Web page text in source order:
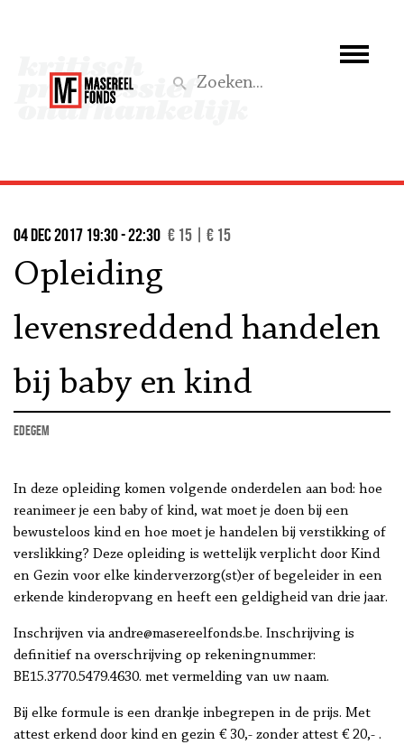
Wat we doen
Aktief
04 dec 2017 19:30 - 22:30 € 15 | € 15
Opleiding
levensreddend handelen
bij baby en kind
Edegem
In deze opleiding komen volgende onderdelen aan bod: hoe
reanimeer je een baby of kind, wat moet je doen bij een
bewusteloos kind en hoe moet je handelen bij verstikking of
verslikking? Deze opleiding is wettelijk verplicht door Kind
en Gezin voor elke kinderverzorg(st)er of begeleider in een
erkende kinderopvang en heeft een geldigheid van drie jaar.
Inschrijven via andre@masereelfonds.be. Inschrijving is
definitief na overschrijving op rekeningnummer:
BE15.3770.5479.4630. met vermelding van uw naam.
Bij elke formule is een drankje inbegrepen in de prijs. Met
attest erkend door kind en gezin € 30,- zonder attest € 20,- .